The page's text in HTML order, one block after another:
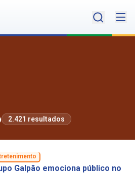
2.421 resultados
Galpão emociona público no